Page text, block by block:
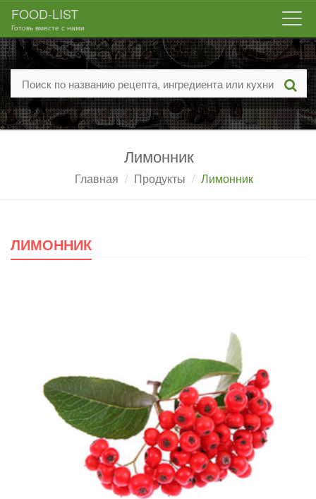
FOOD-LIST
Готовь вместе с нами
Лимонник
Главная Продукты Лимонник
ЛИМОННИК